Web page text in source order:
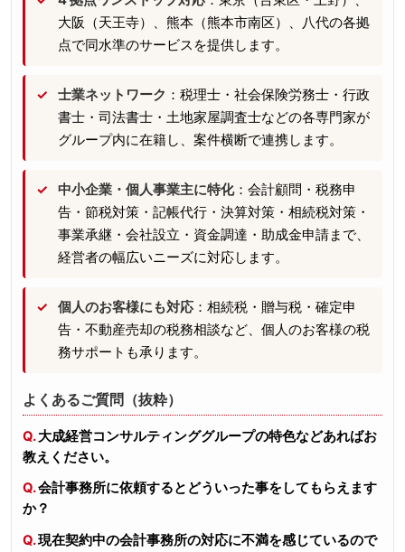
大阪（天王寺）、熊本（熊本市南区）、八代の各拠
点で同水準のサービスを提供します。
士業ネットワーク ：税理士・社会保険労務士・行政
書士・司法書士・土地家屋調査士などの各専門家が
グループ内に在籍し、案件横断で連携します。
中小企業・個人事業主に特化：会計顧問・税務申
告・節税対策・記帳代行・決算対策・相続税対策・
事業承継・会社設立・資金調達・助成金申請まで、
経営者の幅広いニーズに対応します。
個人のお客様にも対応 ：相続税・贈与税・確定申
告・不動産売却の税務相談など、個人のお客様の税
務サポートも承ります。
よくあるご質問（抜粋）
大成経営コンサルティンググループの特色などあればお
教えください。
会計事務所に依頼するとどういった事をしてもらえます
か？
現在契約中の会計事務所の対応に不満を感じているので